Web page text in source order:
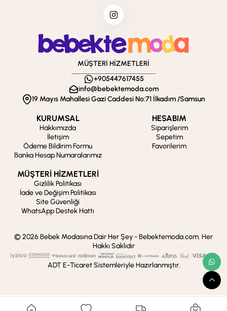
MÜŞTERİ HİZMETLERİ
+905447617455
info@bebektemoda.com
19 Mayıs Mahallesi Gazi Caddesi No:71 İlkadım /Samsun
KURUMSAL
Hakkımızda
İletişim
Ödeme Bildirim Formu
Banka Hesap Numaralarımız
HESABIM
Siparişlerim
Sepetim
Favorilerim
MÜŞTERİ HİZMETLERİ
Gizlilik Politikası
İade ve Değişim Politikası
Site Güvenliği
WhatsApp Destek Hattı
© 2026 Bebek Modasına Dair Her Şey - Bebektemoda.com. Her
Hakkı Saklıdır
ADT E-Ticaret Sistemleriyle Hazırlanmıştır.